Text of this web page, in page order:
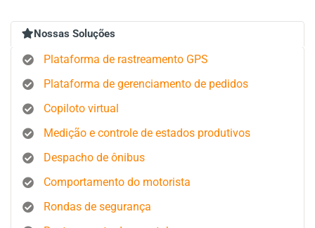
Nossas Soluções
Plataforma de rastreamento GPS
Plataforma de gerenciamento de pedidos
Copiloto virtual
Medição e controle de estados produtivos
Despacho de ônibus
Comportamento do motorista
Rondas de segurança